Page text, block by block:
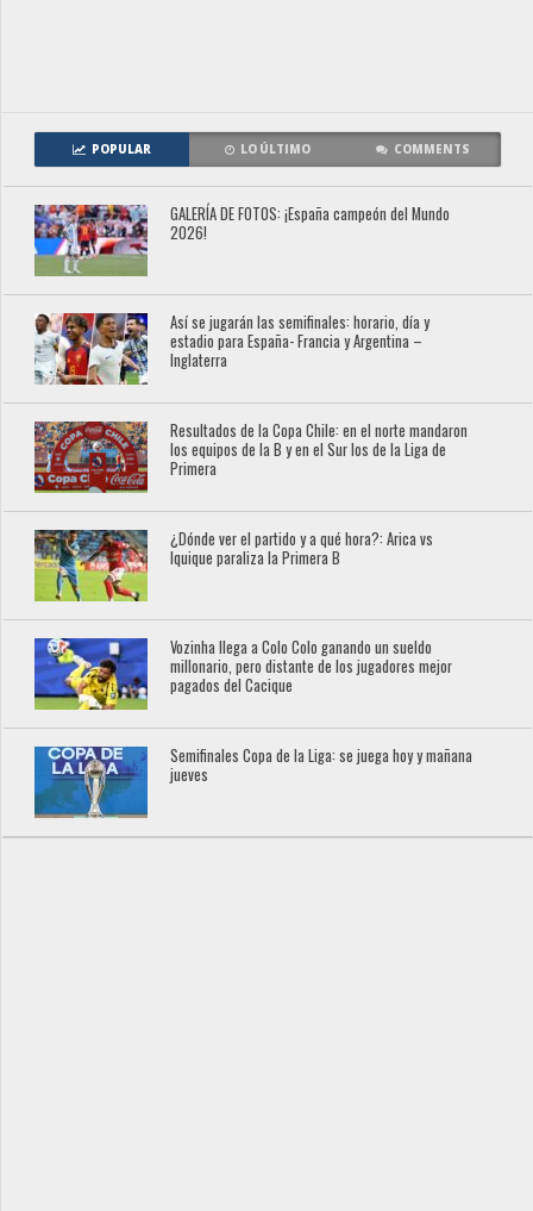
POPULAR LO ÚLTIMO COMMENTS
GALERÍA DE FOTOS: ¡España campeón del Mundo
2026!
Así se jugarán las semifinales: horario, día y
estadio para España- Francia y Argentina –
Inglaterra
Resultados de la Copa Chile: en el norte mandaron
los equipos de la B y en el Sur los de la Liga de
Primera
¿Dónde ver el partido y a qué hora?: Arica vs
Iquique paraliza la Primera B
Vozinha llega a Colo Colo ganando un sueldo
millonario, pero distante de los jugadores mejor
pagados del Cacique
Semifinales Copa de la Liga: se juega hoy y mañana
jueves